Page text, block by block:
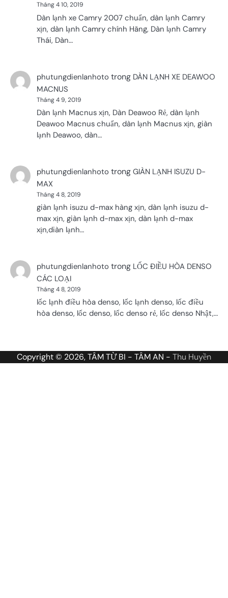
Tháng 4 10, 2019
Dàn lạnh xe Camry 2007 chuẩn, dàn lạnh Camry
xịn, dàn lạnh Camry chính Hãng, Dàn lạnh Camry
Thái, Dàn…
phutungdienlanhoto trong DÀN LẠNH XE DEAWOO
MACNUS
Tháng 4 9, 2019
Dàn lạnh Macnus xịn, Dàn Deawoo Rẻ, dàn lạnh
Deawoo Macnus chuẩn, dàn lạnh Macnus xịn, giàn
lạnh Deawoo, dàn…
phutungdienlanhoto trong GIÀN LẠNH ISUZU D-
MAX
Tháng 4 8, 2019
giàn lạnh isuzu d-max hàng xịn, dàn lạnh isuzu d-
max xịn, giàn lạnh d-max xịn, dàn lạnh d-max
xịn,diàn lạnh…
phutungdienlanhoto trong LỐC ĐIỀU HÒA DENSO
CÁC LOẠI
Tháng 4 8, 2019
lốc lạnh điều hòa denso, lốc lạnh denso, lốc điều
hòa denso, lốc denso, lốc denso rẻ, lốc denso Nhật,…
Copyright © 2026, TÂM TỪ BI - TÂM AN - Thu Huyền